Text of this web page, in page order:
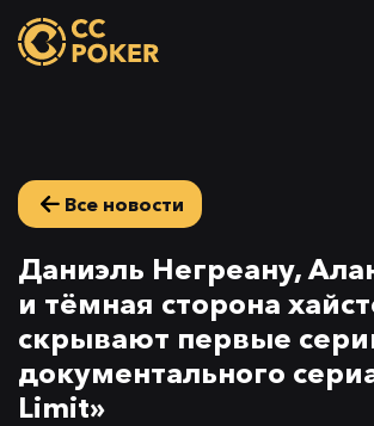
Все новости
Даниэль Негреану,
и тёмная сторона
скрывают первые
документального
Limit»